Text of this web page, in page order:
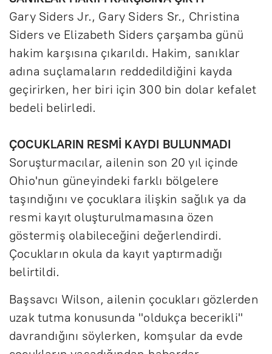
Gary Siders Jr., Gary Siders Sr., Christina
Siders ve Elizabeth Siders çarşamba günü
hakim karşısına çıkarıldı. Hakim, sanıklar
adına suçlamaların reddedildiğini kayda
geçirirken, her biri için 300 bin dolar kefalet
bedeli belirledi.
ÇOCUKLARIN RESMİ KAYDI BULUNMADI
Soruşturmacılar, ailenin son 20 yıl içinde
Ohio'nun güneyindeki farklı bölgelere
taşındığını ve çocuklara ilişkin sağlık ya da
resmi kayıt oluşturulmamasına özen
göstermiş olabileceğini değerlendirdi.
Çocukların okula da kayıt yaptırmadığı
belirtildi.
Başsavcı Wilson, ailenin çocukları gözlerden
uzak tutma konusunda "oldukça becerikli"
davrandığını söylerken, komşular da evde